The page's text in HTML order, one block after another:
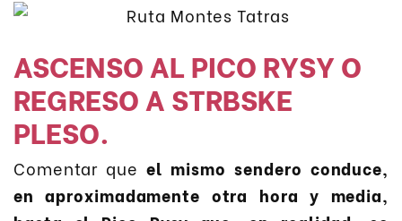
ASCENSO AL PICO RYSY O
REGRESO A STRBSKE
PLESO.
Comentar queel mismo sendero conduce,
en aproximadamente otra hora y media,